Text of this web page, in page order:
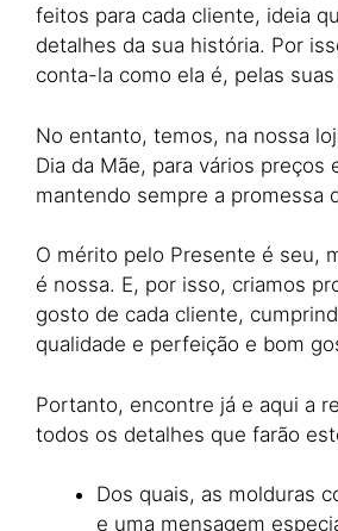
feitos para cada cliente, ideia
detalhes da sua história. Por
conta-la como ela é, pelas suas
No entanto, temos, na nossa
Dia da Mãe, para vários preços
mantendo sempre a promessa
O mérito pelo Presente é seu,
é nossa. E, por isso, criamos
gosto de cada cliente,
qualidade e perfeição e bom
Portanto, encontre já e aqui a
todos os detalhes que farão
Dos quais, as molduras
e uma mensagem